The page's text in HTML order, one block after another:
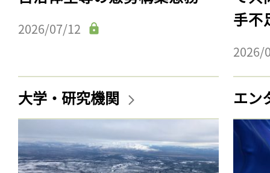
2026/07/12
手不
2026/
大学・研究機関 エン